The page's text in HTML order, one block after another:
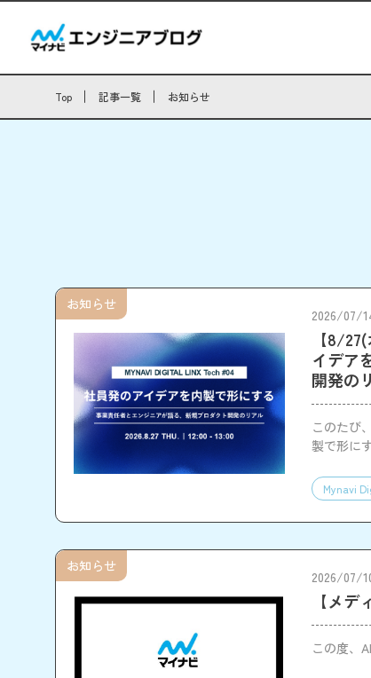
Top 記事一覧 お知らせ
2026/07/
【8/
イデア
開発の
このたび
製で形に
Mynavi
お知らせ
2026/07/
【メ
この度、
お知らせ